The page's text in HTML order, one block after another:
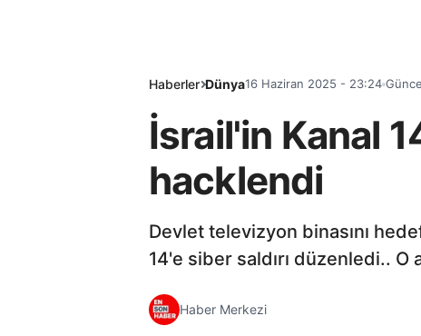
Haberler Dünya16 Haziran 2025 - 23:24
İsrail'in Kanal
hacklendi
Devlet televizyon binasını
14'e siber saldırı düzenledi.. O
Haber Merkezi